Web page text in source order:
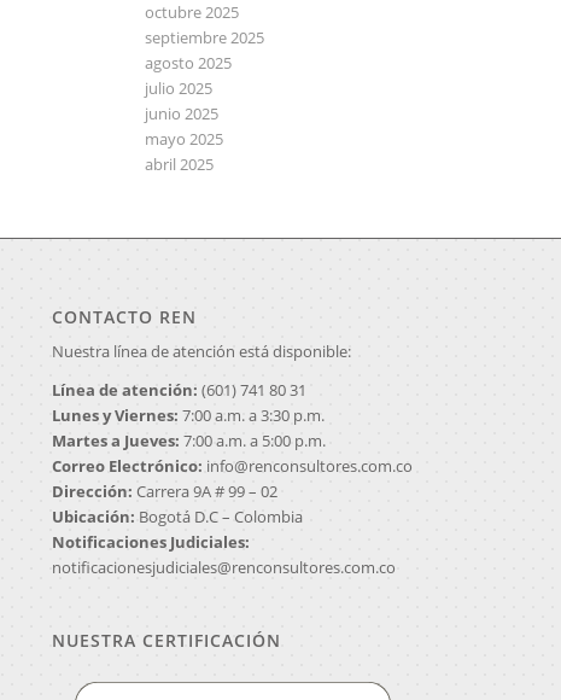
octubre 2025
septiembre 2025
agosto 2025
julio 2025
junio 2025
mayo 2025
abril 2025
CONTACTO REN
Nuestra línea de atención está disponible:
Línea de atención:(601) 741 80 31
Lunes y Viernes:7:00 a.m. a 3:30 p.m.
Martes a Jueves:7:00 a.m. a 5:00 p.m.
Correo Electrónico: info@renconsultores.com.co
Dirección:Carrera 9A # 99 – 02
Ubicación: Bogotá D.C – Colombia
Notificaciones Judiciales:
notificacionesjudiciales@renconsultores.com.co
NUESTRA CERTIFICACIÓN